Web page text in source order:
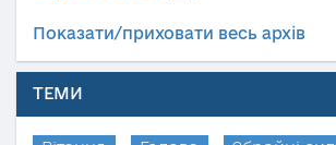
Показати/приховати весь архів
ТЕМИ